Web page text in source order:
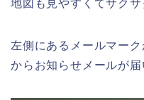
地図も見やすくてサクサ
左側にあるメールマー
からお知らせメールが届